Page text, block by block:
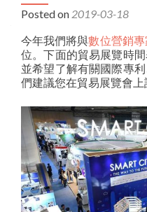
Posted on 2019-03-18
今年我們將與數位營銷專
位。下面的貿易展覽時
並希望了解有關國際專
們建議您在貿易展覽會上